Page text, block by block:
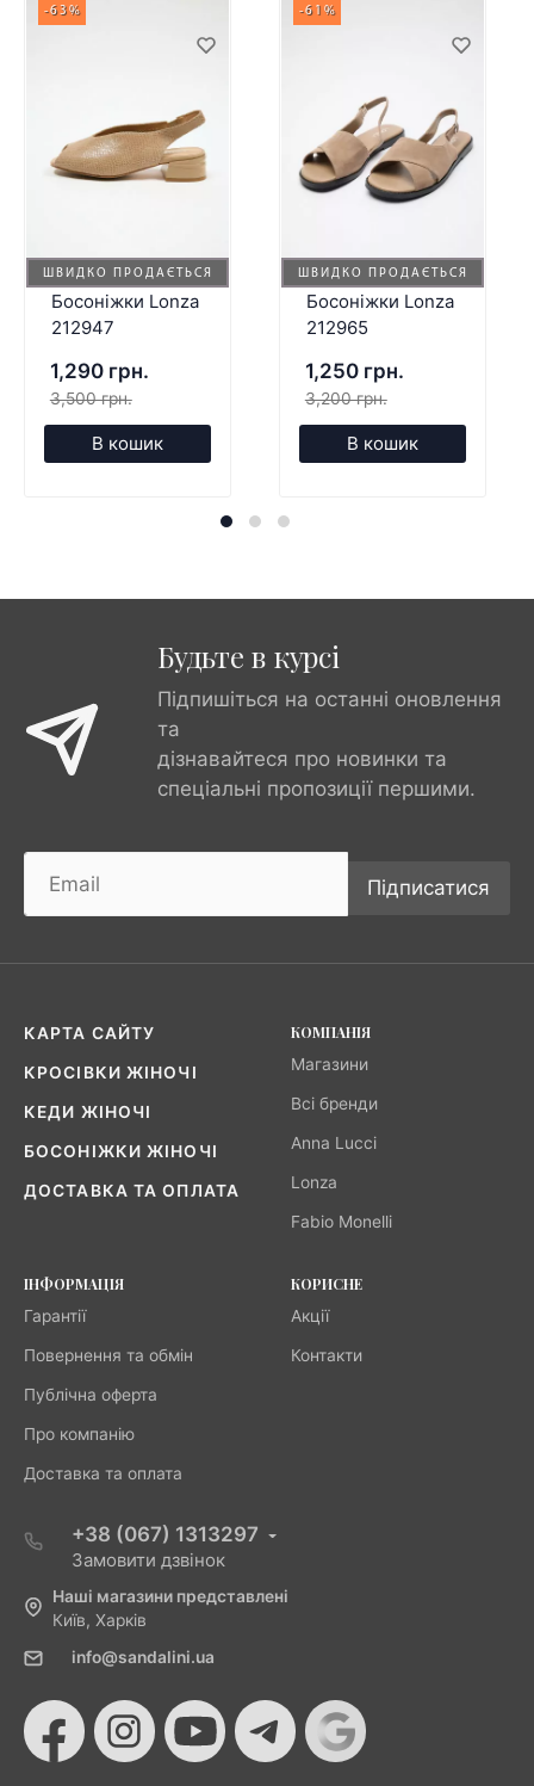
ШВИДКО ПРОДАЄТЬСЯ
-63%
Босоніжки Lonza
212947
1,290 грн.
3,500 грн.
В кошик
ШВИДКО ПРОДАЄТЬСЯ
-61%
Босоніжки Lonza
212965
1,250 грн.
3,200 грн.
В кошик
Будьте в курсі
Підпишіться на останні оновлення
та
дізнавайтеся про новинки та
спеціальні пропозиції першими.
Підписатися
КАРТА САЙТУ
КРОСІВКИ ЖІНОЧІ
КЕДИ ЖІНОЧІ
БОСОНІЖКИ ЖІНОЧІ
ДОСТАВКА ТА ОПЛАТА
КОМПАНІЯ
Магазини
Всі бренди
Anna Lucci
Lonza
Fabio Monelli
ІНФОРМАЦІЯ
Гарантії
Повернення та обмін
Публічна оферта
Про компанію
Доставка та оплата
КОРИСНЕ
Акції
Контакти
+38 (067) 1313297
Замовити дзвінок
Наші магазини представлені
Київ, Харків
info@sandalini.ua